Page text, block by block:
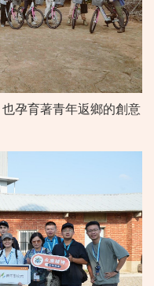
孕育著青年返鄉的創意